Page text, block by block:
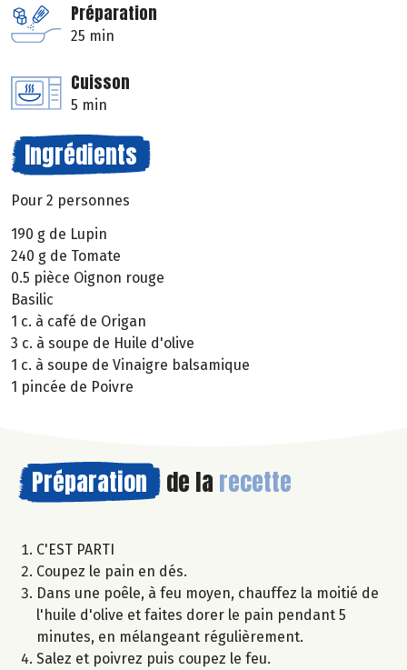
Préparation
25 min
Cuisson
5 min
Ingrédients
Pour 2 personnes
190 g de Lupin
240 g de Tomate
0.5 pièce Oignon rouge
Basilic
1 c. à café de Origan
3 c. à soupe de Huile d'olive
1 c. à soupe de Vinaigre balsamique
1 pincée de Poivre
Préparation de la recette
C'EST PARTI
Coupez le pain en dés.
Dans une poêle, à feu moyen, chauffez la moitié de
l'huile d'olive et faites dorer le pain pendant 5
minutes, en mélangeant régulièrement.
Salez et poivrez puis coupez le feu.